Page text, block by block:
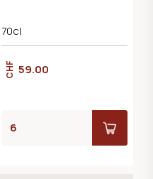
70cl
CHF 59.00